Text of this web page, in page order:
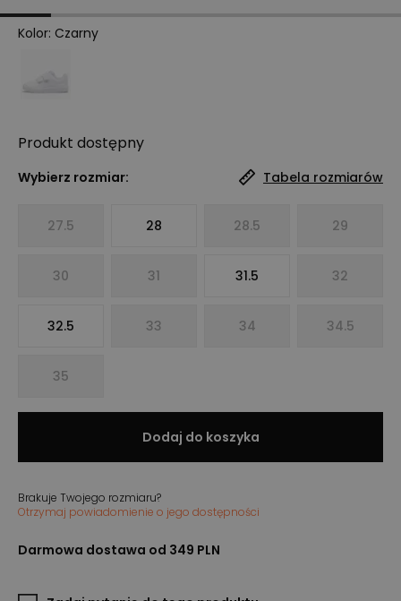
Kolor: Czarny
Produkt dostępny
Wybierz rozmiar: Tabela rozmiarów
27.5 28 28.5 29
30 31 31.5 32
32.5 33 34 34.5
35
Dodaj do koszyka
Brakuje Twojego rozmiaru?
Otrzymaj powiadomienie o jego dostępności
Darmowa dostawa od 349 PLN